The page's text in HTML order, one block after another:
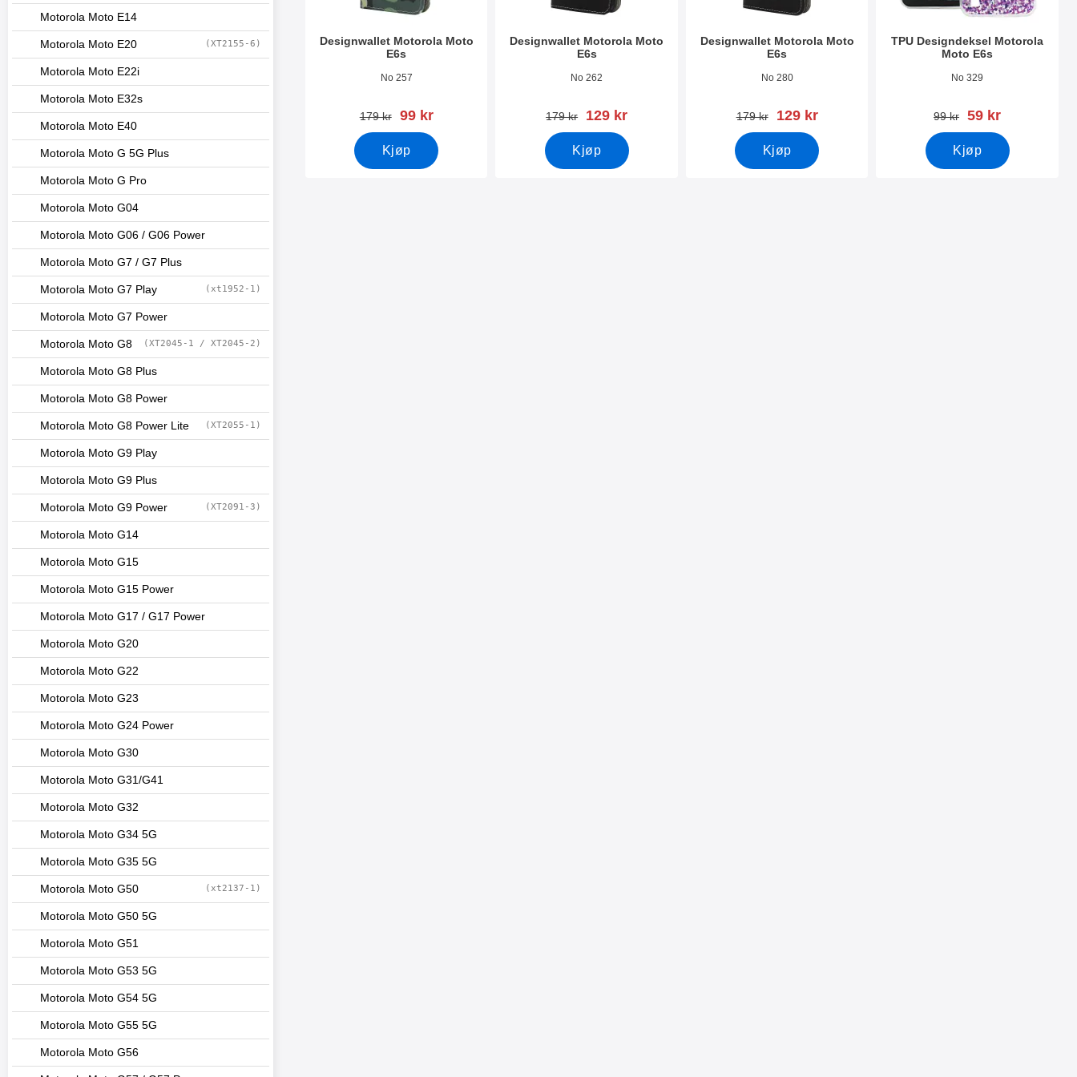
Motorola Moto E14
Motorola Moto E20 (XT2155-6)
Motorola Moto E22i
Motorola Moto E32s
Motorola Moto E40
Motorola Moto G 5G Plus
Motorola Moto G Pro
Motorola Moto G04
Motorola Moto G06 / G06 Power
Motorola Moto G7 / G7 Plus
Motorola Moto G7 Play (xt1952-1)
Motorola Moto G7 Power
Motorola Moto G8 (XT2045-1 / XT2045-2)
Motorola Moto G8 Plus
Motorola Moto G8 Power
Motorola Moto G8 Power Lite (XT2055-1)
Motorola Moto G9 Play
Motorola Moto G9 Plus
Motorola Moto G9 Power (XT2091-3)
Motorola Moto G14
Motorola Moto G15
Motorola Moto G15 Power
Motorola Moto G17 / G17 Power
Motorola Moto G20
Motorola Moto G22
Motorola Moto G23
Motorola Moto G24 Power
Motorola Moto G30
Motorola Moto G31/G41
Motorola Moto G32
Motorola Moto G34 5G
Motorola Moto G35 5G
Motorola Moto G50 (xt2137-1)
Motorola Moto G50 5G
Motorola Moto G51
Motorola Moto G53 5G
Motorola Moto G54 5G
Motorola Moto G55 5G
Motorola Moto G56
Designwallet Motorola Moto
E6s
Varenummer 36919
No 257
gammel pris
179 kr ny pris
99 kr
Kjøp
Designwallet Motorola Moto
E6s
Varenummer 36917
No 262
gammel pris
179 kr ny pris
129 kr
Kjøp
Designwallet Motorola Moto
E6s
Varenummer 36908
No 280
gammel pris
179 kr ny pris
129 kr
Kjøp
TPU Designdeksel Motorola
Moto E6s
Varenummer 36899
No 329
gammel pris
99 kr ny pris
59 kr
Kjøp